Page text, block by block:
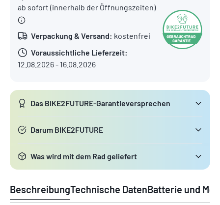
ab sofort (innerhalb der Öffnungszeiten)
Verpackung & Versand: kostenfrei
Voraussichtliche Lieferzeit:
12.08.2026 - 16.08.2026
Das BIKE2FUTURE-Garantieversprechen
Darum BIKE2FUTURE
Was wird mit dem Rad geliefert
BeschreibungTechnische DatenBatterie und